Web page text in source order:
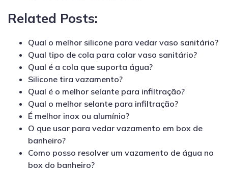
Related Posts:
Qual o melhor silicone para vedar vaso sanitário?
Qual tipo de cola para colar vaso sanitário?
Qual é a cola que suporta água?
Silicone tira vazamento?
Qual é o melhor selante para infiltração?
Qual o melhor selante para infiltração?
É melhor inox ou alumínio?
O que usar para vedar vazamento em box de
banheiro?
Como posso resolver um vazamento de água no
box do banheiro?